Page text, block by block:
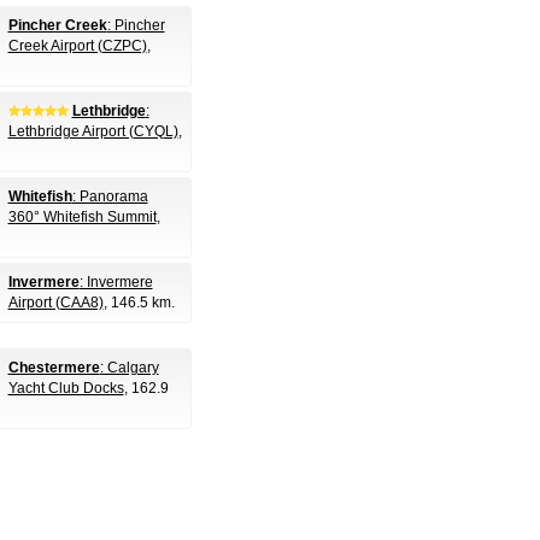
Pincher Creek: Pincher
Creek Airport (CZPC),
Lethbridge:
Lethbridge Airport (CYQL),
Whitefish: Panorama
360° Whitefish Summit,
Invermere: Invermere
Airport (CAA8), 146.5 km.
Chestermere: Calgary
Yacht Club Docks, 162.9